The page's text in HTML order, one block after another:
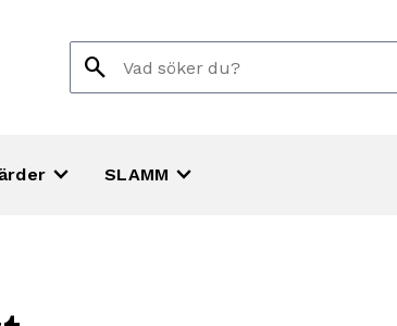
search
Sök
efter:
keyboard_arrow_down SLAMM keyboard_arrow_down